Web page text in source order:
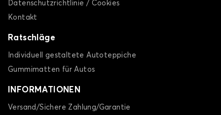
Datenschutzrichtlinie / Cookies
Kontakt
Ratschläge
Individuell gestaltete Autoteppiche
Gummimatten für Autos
INFORMATIONEN
Versand/Sichere Zahlung/Garantie